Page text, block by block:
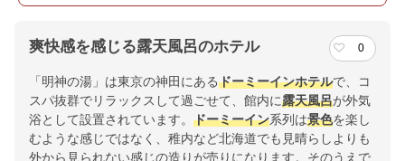
爽快感を感じる露天風呂のホテル 0
「明神の湯」は東京の神田にあるドーミーインホテルで、コ
スパ抜群でリラックスして過ごせて、館内に露天風呂が外気
浴として設置されています。 ドーミーイン系列は景色を楽し
むような感じではなく、稚内など北海道でも見晴らしよりも
外から見られない感じの造りが売りになります。そのうえで